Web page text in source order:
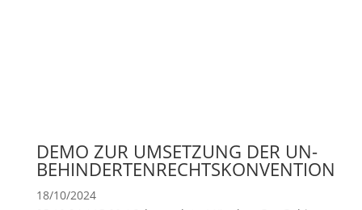
DEMO ZUR UMSETZUNG DER UN-
BEHINDERTENRECHTSKONVENTION
18/10/2024